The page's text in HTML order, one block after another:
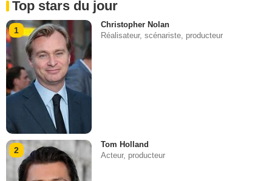
Top stars du jour
1
Christopher Nolan
Réalisateur, scénariste, producteur
2
Tom Holland
Acteur, producteur